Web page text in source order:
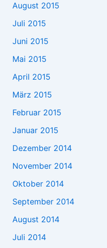
August 2015
Juli 2015
Juni 2015
Mai 2015
April 2015
März 2015
Februar 2015
Januar 2015
Dezember 2014
November 2014
Oktober 2014
September 2014
August 2014
Juli 2014